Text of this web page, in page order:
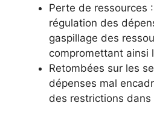
Perte de ressources :
régulation des
gaspillage des
compromettant ainsi
Retombées sur les
dépenses mal
des restrictions